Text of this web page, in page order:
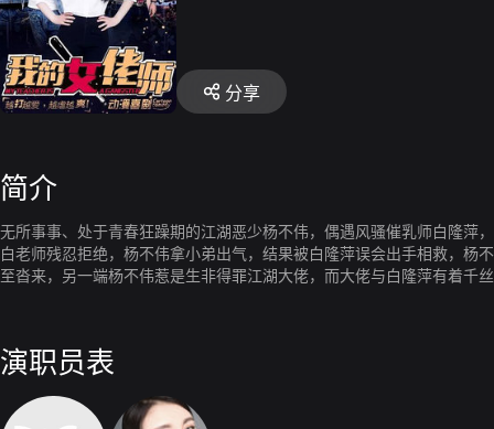
分享
简介
无所事事、处于青春狂躁期的江湖恶少杨不伟，偶遇风骚催乳师白隆萍
白老师残忍拒绝，杨不伟拿小弟出气，结果被白隆萍误会出手相救，杨
至沓来，另一端杨不伟惹是生非得罪江湖大佬，而大佬与白隆萍有着
演职员表